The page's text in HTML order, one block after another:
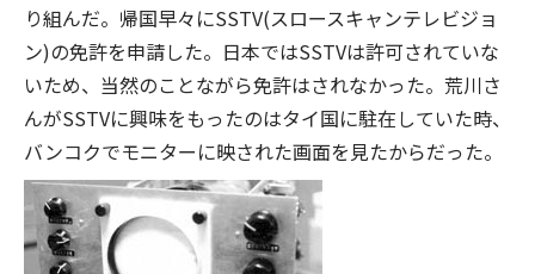
り組んだ。帰国早々にSSTV(スロースキャンテレビジョ
ン)の免許を申請した。日本ではSSTVは許可されていな
いため、当然のことながら免許はされなかった。荒川さ
んがSSTVに興味をもったのはタイ国に駐在していた時、
バンコクでモニターに映された画面を見たからだった。